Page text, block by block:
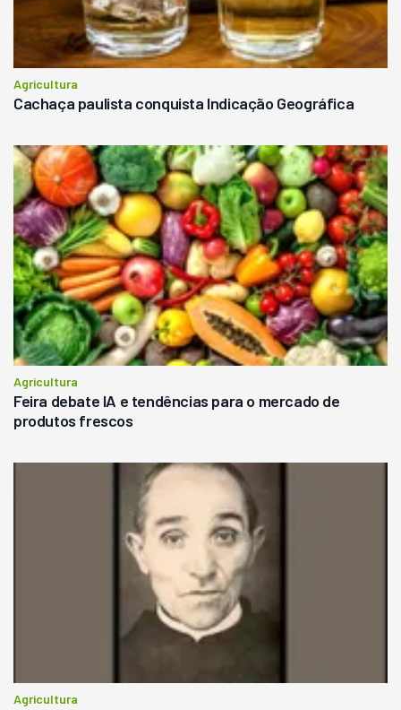
Agricultura
Cachaça paulista conquista Indicação Geográfica
Agricultura
Feira debate IA e tendências para o mercado de
produtos frescos
Agricultura